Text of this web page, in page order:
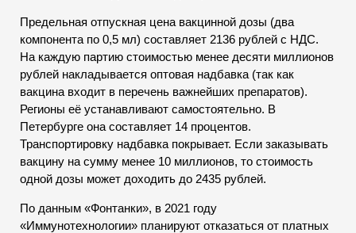
Предельная отпускная цена вакцинной дозы (два
компонента по 0,5 мл) составляет 2136 рублей с НДС.
На каждую партию стоимостью менее десяти миллионов
рублей накладывается оптовая надбавка (так как
вакцина входит в перечень важнейших препаратов).
Регионы её устанавливают самостоятельно. В
Петербурге она составляет 14 процентов.
Транспортировку надбавка покрывает. Если заказывать
вакцину на сумму менее 10 миллионов, то стоимость
одной дозы может доходить до 2435 рублей.
По данным «Фонтанки», в 2021 году
«Иммунотехнологии» планируют отказаться от платных